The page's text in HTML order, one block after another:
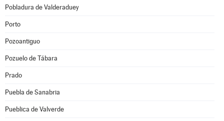
Pobladura de Valderaduey
Porto
Pozoantiguo
Pozuelo de Tábara
Prado
Puebla de Sanabria
Pueblica de Valverde